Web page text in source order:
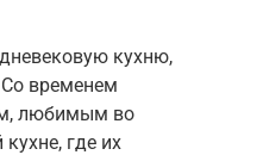
кухню,
Со временем
любимым во
где их